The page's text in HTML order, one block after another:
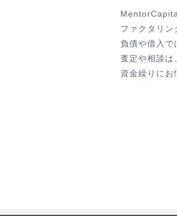
ファクタリ
負債や借入
査定や相談は
資金繰りにお